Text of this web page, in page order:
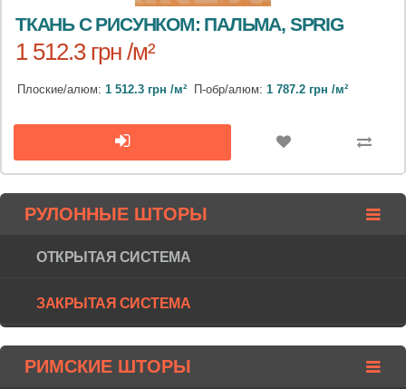
ТКАНЬ С РИСУНКОМ: ПАЛЬМА, SPRIG
1 512.3 грн /м²
Плоские/алюм: 1 512.3 грн /м² П-обр/алюм: 1 787.2 грн /м²
РУЛОННЫЕ ШТОРЫ
ОТКРЫТАЯ СИСТЕМА
ЗАКРЫТАЯ СИСТЕМА
РИМСКИЕ ШТОРЫ